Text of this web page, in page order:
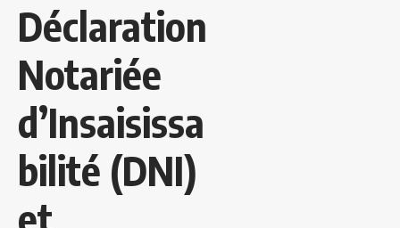
Déclaration
Notariée
d’Insaisissa
bilité (DNI)